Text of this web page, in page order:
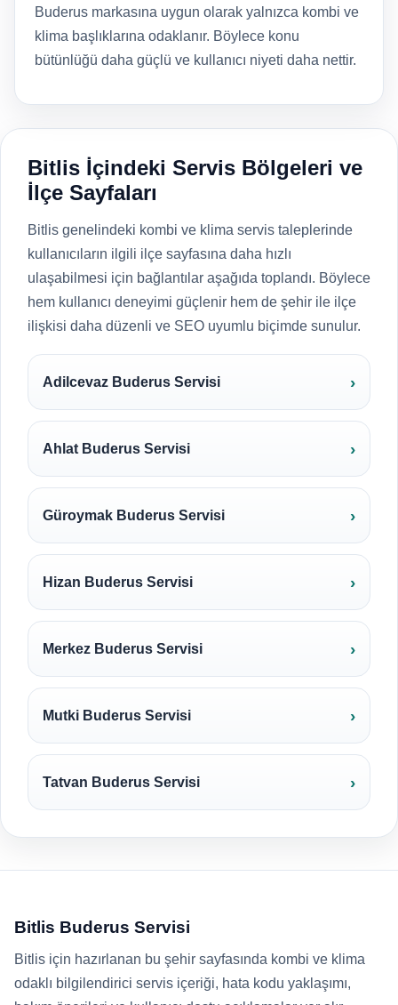
Buderus markasına uygun olarak yalnızca kombi ve
klima başlıklarına odaklanır. Böylece konu
bütünlüğü daha güçlü ve kullanıcı niyeti daha nettir.
Bitlis İçindeki Servis Bölgeleri ve
İlçe Sayfaları
Bitlis genelindeki kombi ve klima servis taleplerinde
kullanıcıların ilgili ilçe sayfasına daha hızlı
ulaşabilmesi için bağlantılar aşağıda toplandı. Böylece
hem kullanıcı deneyimi güçlenir hem de şehir ile ilçe
ilişkisi daha düzenli ve SEO uyumlu biçimde sunulur.
Adilcevaz Buderus Servisi
Ahlat Buderus Servisi
Güroymak Buderus Servisi
Hizan Buderus Servisi
Merkez Buderus Servisi
Mutki Buderus Servisi
Tatvan Buderus Servisi
Bitlis Buderus Servisi
Bitlis için hazırlanan bu şehir sayfasında kombi ve klima
odaklı bilgilendirici servis içeriği, hata kodu yaklaşımı,